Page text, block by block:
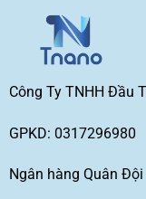
Công Ty TNHH Đầu
GPKD: 0317296980
Ngân hàng Quân